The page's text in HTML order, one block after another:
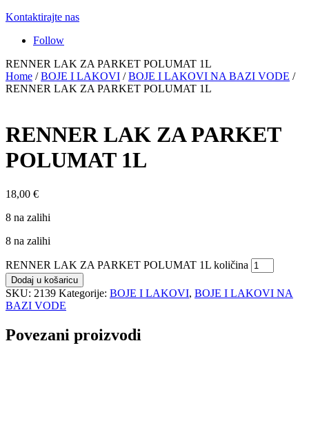
Kontaktirajte nas
Follow
RENNER LAK ZA PARKET POLUMAT 1L
Home /BOJE I LAKOVI /BOJE I LAKOVI NA BAZI VODE /
RENNER LAK ZA PARKET POLUMAT 1L
RENNER LAK ZA PARKET
POLUMAT 1L
18,00 €
8 na zalihi
8 na zalihi
RENNER LAK ZA PARKET POLUMAT 1L količina
Dodaj u košaricu
SKU: 2139 Kategorije: BOJE I LAKOVI, BOJE I LAKOVI NA
BAZI VODE
Povezani proizvodi